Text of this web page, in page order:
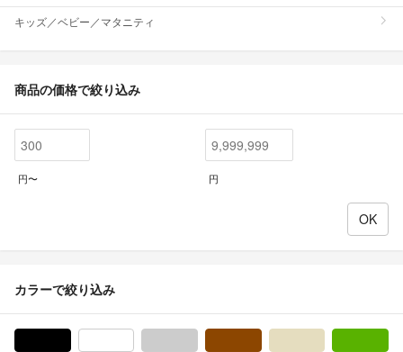
キッズ／ベビー／マタニティ
商品の価格で絞り込み
円〜 円
カラーで絞り込み